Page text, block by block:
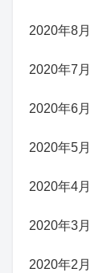
2020年8月
2020年7月
2020年6月
2020年5月
2020年4月
2020年3月
2020年2月